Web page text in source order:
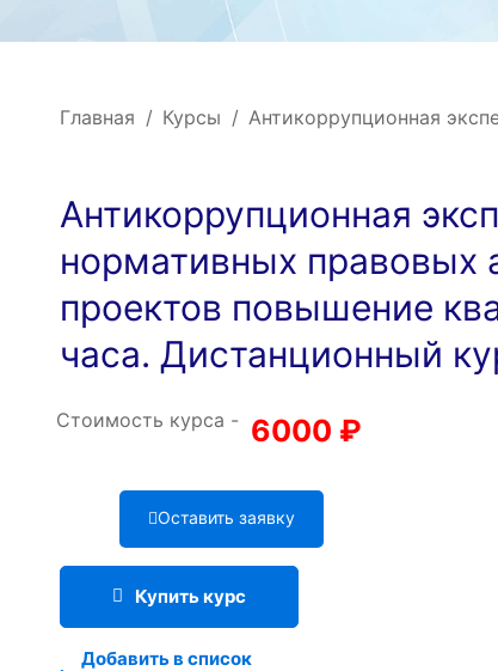
Главная Курсы Антикоррупционная
Антикоррупционная
нормативных правовых
проектов повышение
часа. Дистанционный
Стоимость курса - 6000 ₽
Оставить заявку
Купить курс
Добавить в список